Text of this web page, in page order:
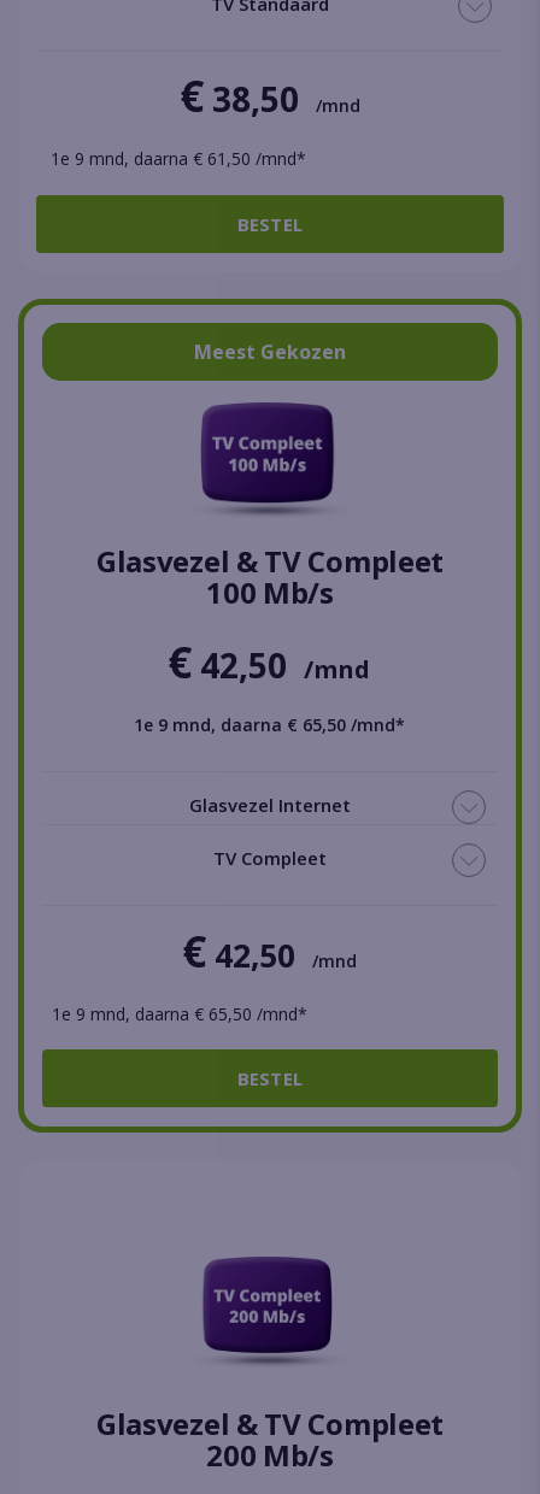
€38,50 /mnd
1e 9 mnd, daarna € 61,50 /mnd*
BESTEL
Meest Gekozen
Glasvezel & TV Compleet
100 Mb/s
€ 42,50/mnd
1e 9 mnd, daarna € 65,50 /mnd*
Glasvezel Internet
TV Compleet
€ 42,50 /mnd
1e 9 mnd, daarna € 65,50 /mnd*
BESTEL
Glasvezel & TV Compleet
200 Mb/s